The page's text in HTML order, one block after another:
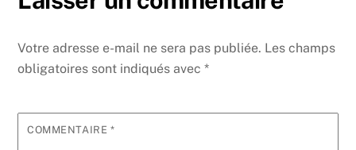
Votre adresse e-mail ne sera pas publiée. Les champs
obligatoires sont indiqués avec*
COMMENTAIRE *